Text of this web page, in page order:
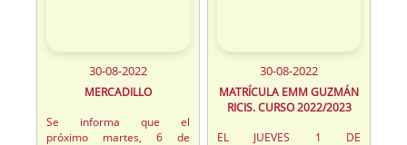
30-08-2022
MERCADILLO
Se informa que el
próximo martes, 6 de
30-08-2022
MATRÍCULA EMM GUZMÁN
RICIS. CURSO 2022/2023
EL JUEVES 1 DE